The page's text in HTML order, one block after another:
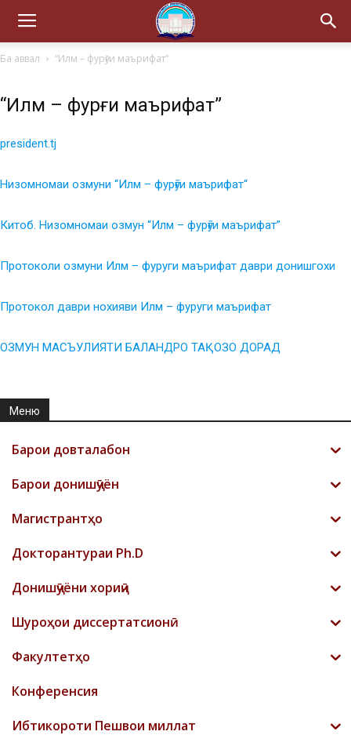
Ба аввал “Илм – фурӯғи маърифат”
“Илм – фурӯғи маърифат”
president.tj
Низомномаи озмуни “Илм – фурӯғи маърифат“
Китоб. Низомномаи озмун “Илм – фурӯғи маърифат”
Протоколи озмуни Илм – фуруги маърифат даври донишгохи
Протокол даври нохияви Илм – фуруги маърифат
ОЗМУН МАСЪУЛИЯТИ БАЛАНДРО ТАҚОЗО ДОРАД
Меню
Барои довталабон
Барои донишҷӯён
Магистрантҳо
Докторантураи Ph.D
Донишҷӯёни хориҷӣ
Шyроҳои диссертатсионӣ
Факултетҳо
Конференсия
Ибтикороти Пешвои миллат